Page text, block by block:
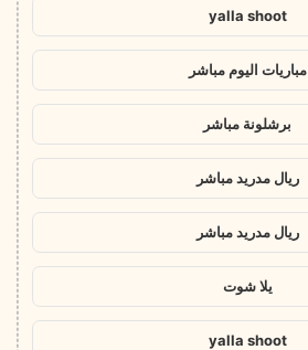
yalla shoot
مباريات اليوم مباشر
برشلونة مباشر
ريال مدريد مباشر
ريال مدريد مباشر
يلا شوت
yalla shoot